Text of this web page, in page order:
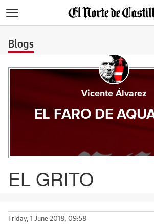
Blogs
Vicente Álvarez
EL FARO DE
EL GRITO
Friday, 1 June 2018, 09:58